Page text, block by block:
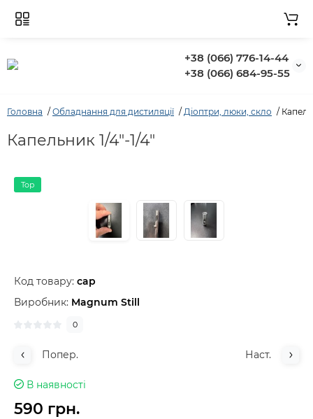
+38 (066) 776-14-44
‭+38 (066) 684-95-55‬
Головна Обладнання для дистиляції Діоптри, люки, скло
Капельник 1/4"-1/4"
Top
Код товару: cap
Виробник: Magnum Still
0
Попер. Наст.
В наявності
590 грн.